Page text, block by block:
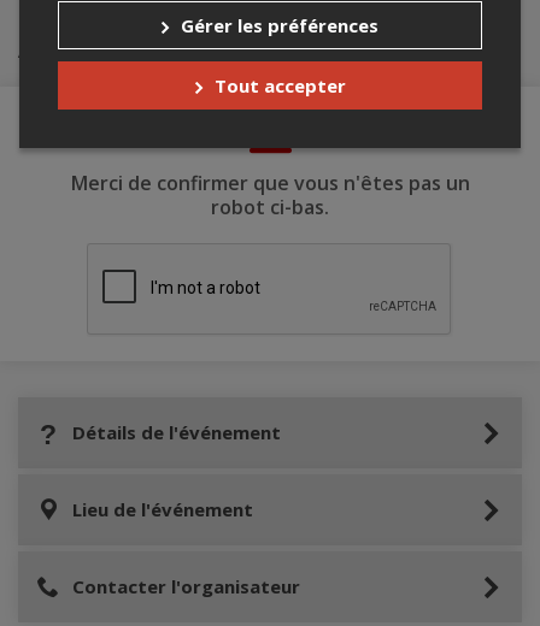
Achat de billets
Merci de confirmer que vous n'êtes pas un
robot ci-bas.
Détails de l'événement
Lieu de l'événement
Contacter l'organisateur
Gérer les préférences
Tout accepter